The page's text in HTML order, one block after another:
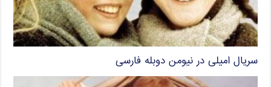
سریال امیلی در نیومن دوبله فارسی